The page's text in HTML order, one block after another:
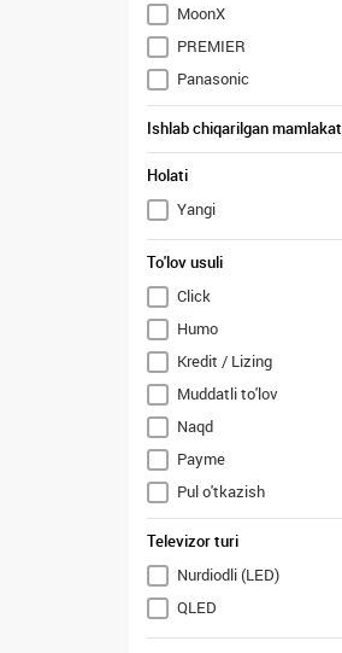
MoonX
PREMIER
Panasonic
Samsung
Sony
TCL
Toshiba
Ziffler
Ishlab chiqarilgan mamlakat
Holati
Yangi
To'lov usuli
Click
Humo
Kredit / Lizing
Muddatli to'lov
Naqd
Payme
Pul o'tkazish
Uzcard
Televizor turi
Nurdiodli (LED)
QLED